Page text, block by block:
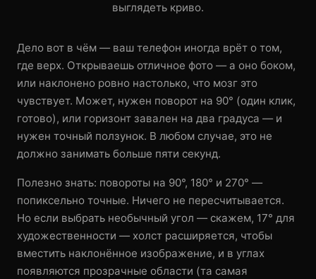
выглядеть криво.
Дело вот в чём — ваш телефон иногда врёт о том,
где верх. Открываешь отличное фото — а оно боком,
или наклонено ровно настолько, что мозг это
чувствует. Может, нужен поворот на 90° (один клик,
готово), или горизонт завален на два градуса — и
нужен точный ползунок. В любом случае, это не
должно занимать больше пяти секунд.
Полезно знать: повороты на 90°, 180° и 270° —
попиксельно точные. Ничего не пересчитывается.
Но если выбрать необычный угол — скажем, 17° для
художественности — холст расширяется, чтобы
вместить наклонённое изображение, и в углах
появляются прозрачные области (та самая